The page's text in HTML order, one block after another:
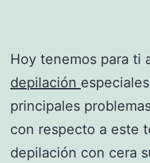
Hoy tenemos para ti
depilación
principales
con respecto a este
depilación con cera